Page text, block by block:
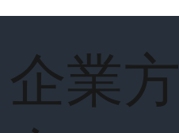
鐘】
企業方